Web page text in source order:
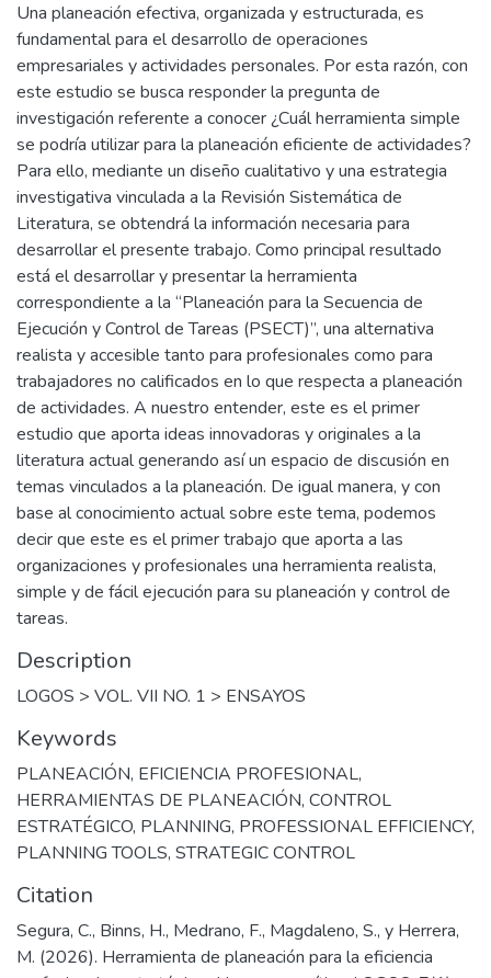
Una planeación efectiva, organizada y estructurada, es
fundamental para el desarrollo de operaciones
empresariales y actividades personales. Por esta razón, con
este estudio se busca responder la pregunta de
investigación referente a conocer ¿Cuál herramienta simple
se podría utilizar para la planeación eficiente de actividades?
Para ello, mediante un diseño cualitativo y una estrategia
investigativa vinculada a la Revisión Sistemática de
Literatura, se obtendrá la información necesaria para
desarrollar el presente trabajo. Como principal resultado
está el desarrollar y presentar la herramienta
correspondiente a la “Planeación para la Secuencia de
Ejecución y Control de Tareas (PSECT)”, una alternativa
realista y accesible tanto para profesionales como para
trabajadores no calificados en lo que respecta a planeación
de actividades. A nuestro entender, este es el primer
estudio que aporta ideas innovadoras y originales a la
literatura actual generando así un espacio de discusión en
temas vinculados a la planeación. De igual manera, y con
base al conocimiento actual sobre este tema, podemos
decir que este es el primer trabajo que aporta a las
organizaciones y profesionales una herramienta realista,
simple y de fácil ejecución para su planeación y control de
tareas.
Description
LOGOS > VOL. VII NO. 1 > ENSAYOS
Keywords
PLANEACIÓN, EFICIENCIA PROFESIONAL,
HERRAMIENTAS DE PLANEACIÓN, CONTROL
ESTRATÉGICO, PLANNING, PROFESSIONAL EFFICIENCY,
PLANNING TOOLS, STRATEGIC CONTROL
Citation
Segura, C., Binns, H., Medrano, F., Magdaleno, S., y Herrera,
M. (2026). Herramienta de planeación para la eficiencia